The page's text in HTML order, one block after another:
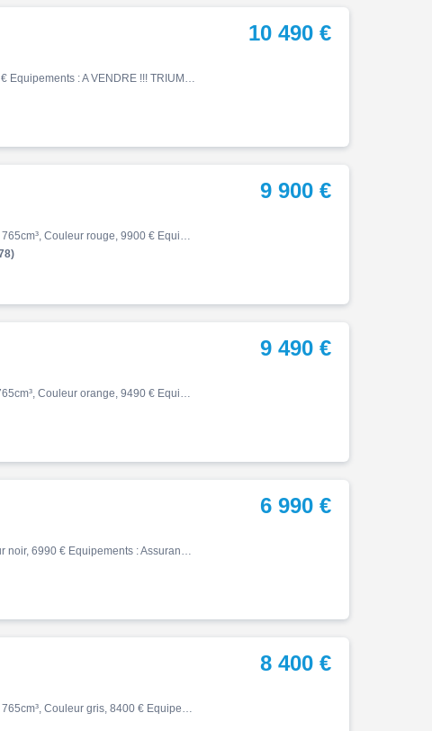
Street, 05/2024, 14900 km, Essence, 765cm³, 10490 € Equipements : A VENDRE !!! TRIUMPH STREET 765 RS 2024 ENTRETIENT TRIUMPH A JOUR AUCUN FRAIS A PREVOIR Pour plus de renseignements n'hésiter pas a nous contacter ,Garantie 6 mois
10 490 €
Street, 08/2024, 14000 km, Première main, Essence, 765cm³, Couleur rouge, 9900 € Equipements : ABS,Anti-démarrage,Anti-patinage,Freinage couplé,Indicateur de rapport engagé,Peinture métal,Prise USB,Shifter,Capot de selle,Pare carters,Protection de cadre,Protection de fourche,Pro…
9 900 €
Street, 01/2025, 4200 km, Première main, Essence, 765cm³, Couleur orange, 9490 € Equipements : TRIUMPH STREET TRIPLE 765 R A2 TRES BON ETAT, ENTRETIEN A JOUR, CAPOT DE SELLE, SAUTE VENT, PROTECTIONS CARTERS, RETROS ALU. Pour plus de renseignements, contactez Philippe ou par mail…
9 490 €
Street, 06/2020, 11800 km, Essence, 900cm³, Couleur noir, 6990 € Equipements : Assurance sur place,Démarches administratives sur place,Gravage possible,Prix hors frais d'immatriculation,Compatible Permis A2,Garantie 12 mois
6 990 €
Street, 12/2021, 21700 km, Première main, Essence, 765cm³, Couleur gris, 8400 € Equipements : Assurance sur place,Démarches administratives sur place,Garantie OPTEVEN,Prix hors frais d'immatriculation,1ère main,Garantie 12 mois
8 400 €